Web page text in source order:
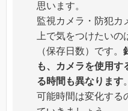
思います。
監視カメラ・防犯カ
上で気をつけたい
（保存日数）です。
も、カメラを使用す
る時間も異なります
可能時間は変化する